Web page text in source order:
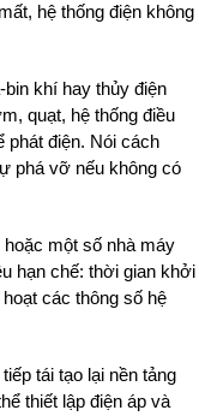
hệ thống điện không
bin khí hay thủy điện
quạt, hệ thống điều
phát điện. Nói cách
phá vỡ nếu không có
một số nhà máy
hạn chế: thời gian khởi
các thông số hệ
tái tạo lại nền tảng
thiết lập điện áp và